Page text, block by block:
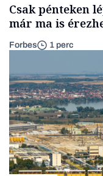
Csak pénteken
már ma is
Forbes 1 perc